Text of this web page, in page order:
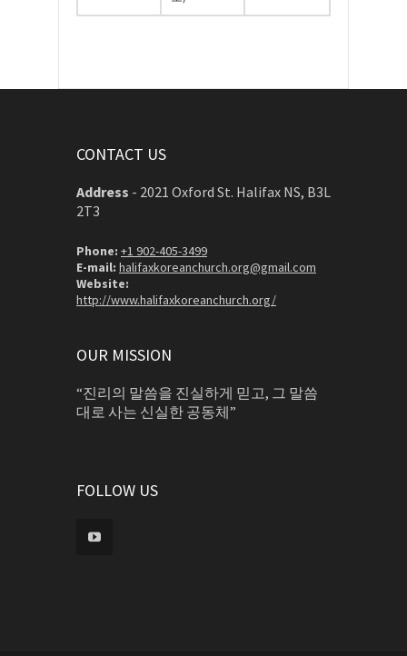
CONTACT US
Address - 2021 Oxford St. Halifax NS, B3L
2T3
Phone: +1 902-405-3499
E-mail: halifaxkoreanchurch.org@gmail.com
Website:
http://www.halifaxkoreanchurch.org/
OUR MISSION
“진리의 말씀을 진실하게 믿고, 그 말씀
대로 사는 신실한 공동체”
FOLLOW US